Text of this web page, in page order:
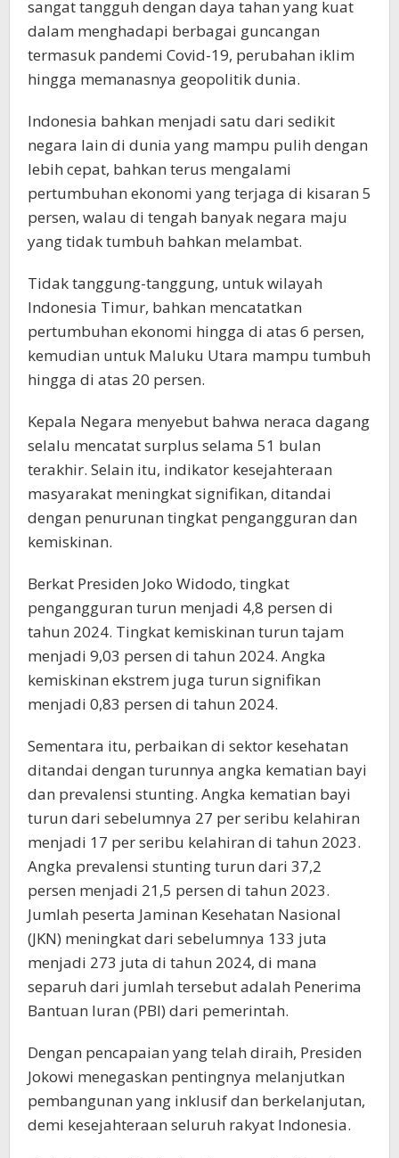
sangat tangguh dengan daya tahan yang kuat
dalam menghadapi berbagai guncangan
termasuk pandemi Covid-19, perubahan iklim
hingga memanasnya geopolitik dunia.
Indonesia bahkan menjadi satu dari sedikit
negara lain di dunia yang mampu pulih dengan
lebih cepat, bahkan terus mengalami
pertumbuhan ekonomi yang terjaga di kisaran 5
persen, walau di tengah banyak negara maju
yang tidak tumbuh bahkan melambat.
Tidak tanggung-tanggung, untuk wilayah
Indonesia Timur, bahkan mencatatkan
pertumbuhan ekonomi hingga di atas 6 persen,
kemudian untuk Maluku Utara mampu tumbuh
hingga di atas 20 persen.
Kepala Negara menyebut bahwa neraca dagang
selalu mencatat surplus selama 51 bulan
terakhir. Selain itu, indikator kesejahteraan
masyarakat meningkat signifikan, ditandai
dengan penurunan tingkat pengangguran dan
kemiskinan.
Berkat Presiden Joko Widodo, tingkat
pengangguran turun menjadi 4,8 persen di
tahun 2024. Tingkat kemiskinan turun tajam
menjadi 9,03 persen di tahun 2024. Angka
kemiskinan ekstrem juga turun signifikan
menjadi 0,83 persen di tahun 2024.
Sementara itu, perbaikan di sektor kesehatan
ditandai dengan turunnya angka kematian bayi
dan prevalensi stunting. Angka kematian bayi
turun dari sebelumnya 27 per seribu kelahiran
menjadi 17 per seribu kelahiran di tahun 2023.
Angka prevalensi stunting turun dari 37,2
persen menjadi 21,5 persen di tahun 2023.
Jumlah peserta Jaminan Kesehatan Nasional
(JKN) meningkat dari sebelumnya 133 juta
menjadi 273 juta di tahun 2024, di mana
separuh dari jumlah tersebut adalah Penerima
Bantuan Iuran (PBI) dari pemerintah.
Dengan pencapaian yang telah diraih, Presiden
Jokowi menegaskan pentingnya melanjutkan
pembangunan yang inklusif dan berkelanjutan,
demi kesejahteraan seluruh rakyat Indonesia.